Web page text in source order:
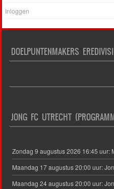
Inloggen
DOELPUNTENMAKERS
JONG FC UTRECHT
Zondag 9 augustus 2026 16:45 uur:
Maandag 17 augustus 20:00 uur:
Maandag 24 augustus 20:00 uur: